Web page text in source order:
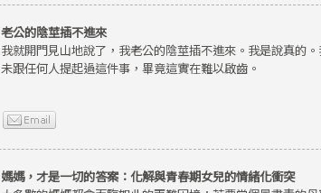
老公的陰莖插不進來
我就開門見山地說了，我老公的陰莖插不進來。我是說真的
未跟任何人提起過這件事，畢竟這實在難以啟齒。
媽媽，才是一切的答案：化解與青春期女兒的情緒化衝突